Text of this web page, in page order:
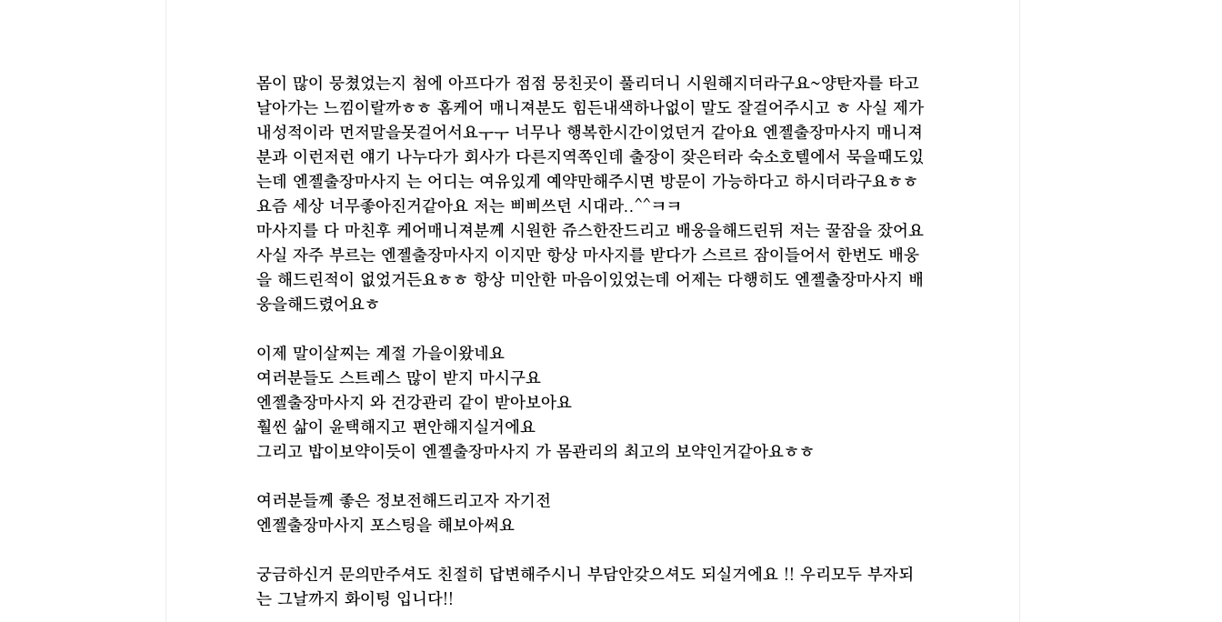
몸이 많이 뭉쳤었는지 첨에 아프다가 점점 뭉친곳이 풀리더니 시원해지더라구요~양탄자를 타고
날아가는 느낌이랄까ㅎㅎ 홈케어 매니져분도 힘든내색하나없이 말도 잘걸어주시고 ㅎ 사실 제가
내성적이라 먼저말을못걸어서요ㅜㅜ 너무나 행복한시간이었던거 같아요 엔젤출장마사지 매니져
분과 이런저런 얘기 나누다가 회사가 다른지역쪽인데 출장이 잦은터라 숙소호텔에서 묵을때도있
는데 엔젤출장마사지 는 어디는 여유있게 예약만해주시면 방문이 가능하다고 하시더라구요ㅎㅎ
요즘 세상 너무좋아진거같아요 저는 삐삐쓰던 시대라..^^ㅋㅋ
마사지를 다 마친후 케어매니져분께 시원한 쥬스한잔드리고 배웅을해드린뒤 저는 꿀잠을 잤어요
사실 자주 부르는 엔젤출장마사지 이지만 항상 마사지를 받다가 스르르 잠이들어서 한번도 배웅
을 해드린적이 없었거든요ㅎㅎ 항상 미안한 마음이있었는데 어제는 다행히도 엔젤출장마사지 배
웅을해드렸어요ㅎ
이제 말이살찌는 계절 가을이왔네요
여러분들도 스트레스 많이 받지 마시구요
엔젤출장마사지 와 건강관리 같이 받아보아요
훨씬 삶이 윤택해지고 편안해지실거에요
그리고 밥이보약이듯이 엔젤출장마사지 가 몸관리의 최고의 보약인거같아요ㅎㅎ
여러분들께 좋은 정보전해드리고자 자기전
엔젤출장마사지 포스팅을 해보아써요
궁금하신거 문의만주셔도 친절히 답변해주시니 부담안갖으셔도 되실거에요 !! 우리모두 부자되
는 그날까지 화이팅 입니다!!